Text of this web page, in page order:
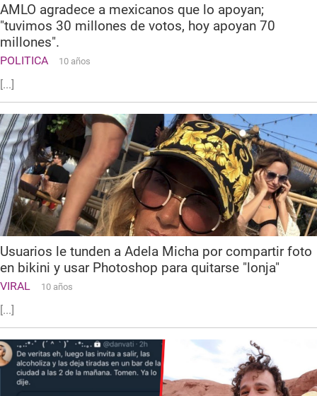
AMLO agradece a mexicanos que lo apoyan;
"tuvimos 30 millones de votos, hoy apoyan 70
millones".
POLITICA 10 años
[...]
Usuarios le tunden a Adela Micha por compartir foto
en bikini y usar Photoshop para quitarse "lonja"
VIRAL 10 años
[...]